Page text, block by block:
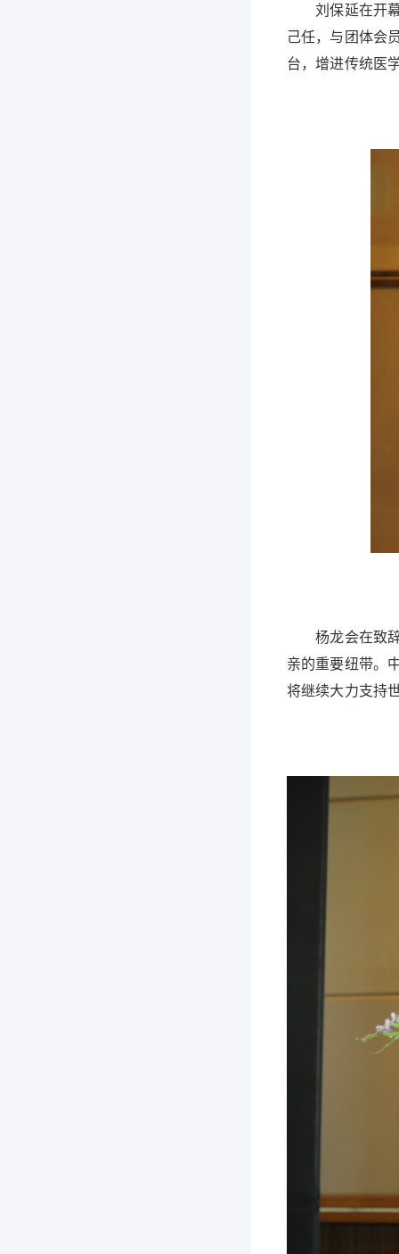
刘保延在开幕
己任，与团体会
台，增进传统医
杨龙会在致辞
亲的重要纽带。
将继续大力支持